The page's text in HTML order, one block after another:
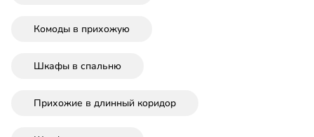
Комоды в прихожую
Шкафы в спальню
Прихожие в длинный коридор